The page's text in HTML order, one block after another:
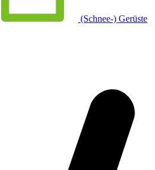
(Schnee-) Gerüste